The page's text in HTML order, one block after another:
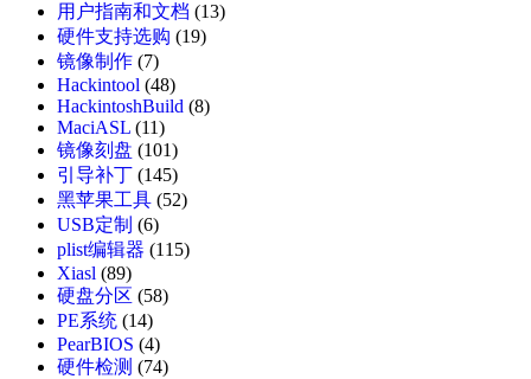
用户指南和文档 (13)
硬件支持选购 (19)
镜像制作 (7)
Hackintool (48)
HackintoshBuild (8)
MaciASL (11)
镜像刻盘 (101)
引导补丁 (145)
黑苹果工具 (52)
USB定制 (6)
plist编辑器 (115)
Xiasl (89)
硬盘分区 (58)
PE系统 (14)
PearBIOS (4)
硬件检测 (74)